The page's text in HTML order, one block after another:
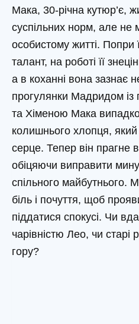
Мака, 30-річна кутюр’є,
суспільних норм, але не
особистому житті. Попри
талант, на роботі її
а в коханні вона зазнає
прогулянки Мадридом
та Хіменою Мака
колишнього хлопця, який
серце. Тепер він прагне
обіцяючи виправити
спільного майбутнього.
біль і почуття, щоб
піддатися спокусі. Чи
чарівністю Лео, чи старі
гору?